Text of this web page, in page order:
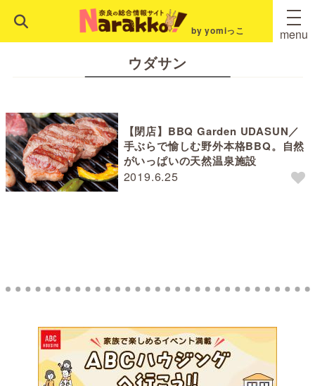
by yomiっこ menu
ウダサン
2019.6.25
【閉店】BBQ Garden UDASUN／
手ぶらで愉しむ野外本格BBQ。自然
がいっぱいの天然温泉施設